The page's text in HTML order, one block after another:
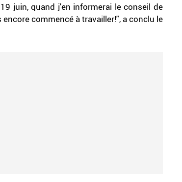
juin, quand j'en informerai le conseil de
commencé à travailler!", a conclu le